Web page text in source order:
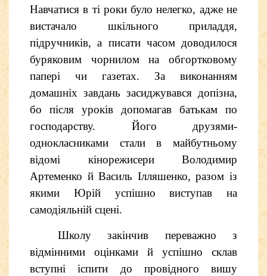
Навчатися в ті роки було нелегко, адже не
вистачало шкільного приладдя,
підручників, а писати часом доводилося
буряковим чорнилом на обгортковому
папері чи газетах. За виконанням
домашніх завдань засиджувався допізна,
бо після уроків допомагав батькам по
господарству. Його друзями-
однокласниками стали в майбутньому
відомі кінорежисери Володимир
Артеменко й Василь Ілляшенко, разом із
якими Юрій успішно виступав на
самодіяльній сцені.
Школу закінчив переважно з
відмінними оцінками й успішно склав
вступні іспити до провідного вишу